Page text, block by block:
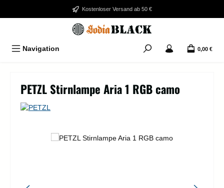
Zum Hauptinhalt springenKostenloser Versand ab 50 €
Navigation 0,00 €
PETZL Stirnlampe Aria 1 RGB camo
Bildergalerie überspringen